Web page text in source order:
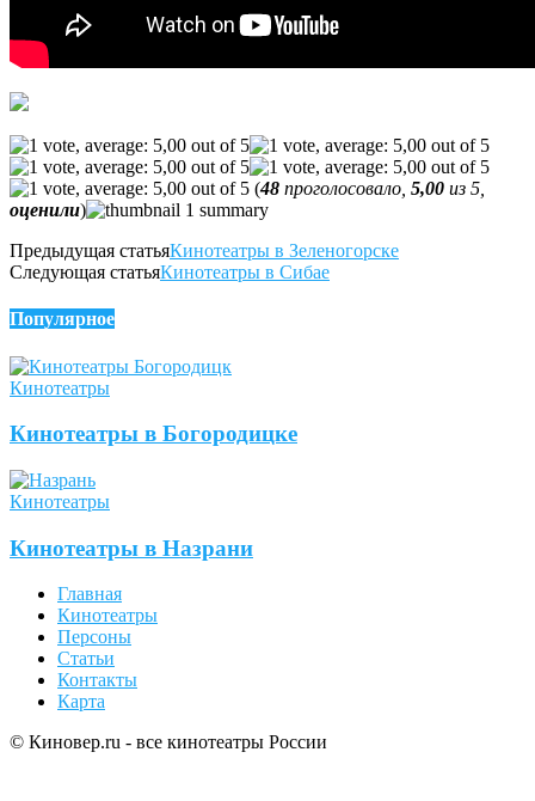
(48 проголосовало, 5,00 из 5,
оценили)
Предыдущая статьяКинотеатры в Зеленогорске
Следующая статьяКинотеатры в Сибае
Популярное
Кинотеатры
Кинотеатры в Богородицке
Кинотеатры
Кинотеатры в Назрани
Главная
Кинотеатры
Персоны
Статьи
Контакты
Карта
© Киновер.ru - все кинотеатры России